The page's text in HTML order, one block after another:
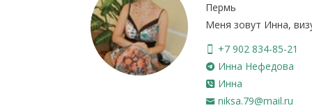
Пермь
Меня зовут Инна,
+7 902 834-85-21
Инна Нефедова
Инна
niksa.79@mail.ru